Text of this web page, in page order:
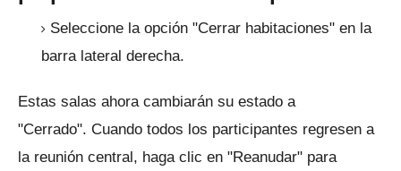
Seleccione la opción "Cerrar habitaciones" en la
barra lateral derecha.
Estas salas ahora cambiarán su estado a
"Cerrado". Cuando todos los participantes regresen a
la reunión central, haga clic en "Reanudar" para